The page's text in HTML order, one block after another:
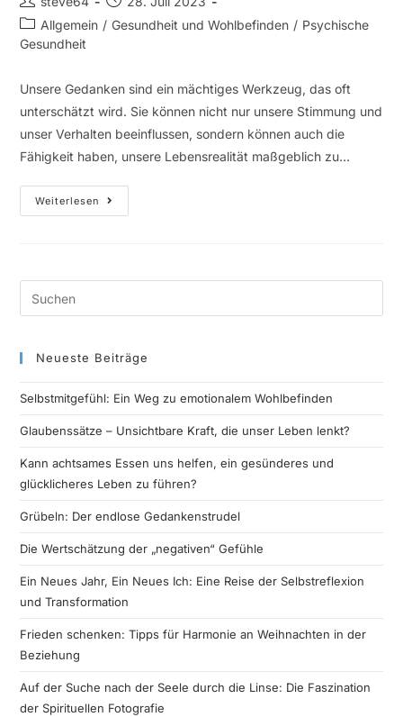
Allgemein / Gesundheit und Wohlbefinden / Psychische
Gesundheit
Unsere Gedanken sind ein mächtiges Werkzeug, das oft
unterschätzt wird. Sie können nicht nur unsere Stimmung und
unser Verhalten beeinflussen, sondern können auch die
Fähigkeit haben, unsere Lebensrealität maßgeblich zu…
Weiterlesen
Neueste Beiträge
Selbstmitgefühl: Ein Weg zu emotionalem Wohlbefinden
Glaubenssätze – Unsichtbare Kraft, die unser Leben lenkt?
Kann achtsames Essen uns helfen, ein gesünderes und
glücklicheres Leben zu führen?
Grübeln: Der endlose Gedankenstrudel
Die Wertschätzung der „negativen“ Gefühle
Ein Neues Jahr, Ein Neues Ich: Eine Reise der Selbstreflexion
und Transformation
Frieden schenken: Tipps für Harmonie an Weihnachten in der
Beziehung
Auf der Suche nach der Seele durch die Linse: Die Faszination
der Spirituellen Fotografie